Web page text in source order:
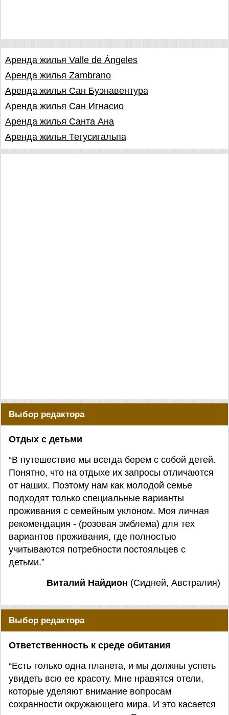
Аренда жилья Valle de Ángeles
Аренда жилья Zambrano
Аренда жилья Сан Буэнавентура
Аренда жилья Сан Игнасио
Аренда жилья Санта Ана
Аренда жилья Тегусигальпа
Выбор редактора
Отдых с детьми
“В путешествие мы всегда берем с собой детей.
Понятно, что на отдыхе их запросы отличаются
от наших. Поэтому нам как молодой семье
подходят только специальные варианты
проживания с семейным уклоном. Моя личная
рекомендация - (розовая эмблема) для тех
вариантов проживания, где полностью
учитываются потребности постояльцев с
детьми.”
Виталий Найдион (Сидней, Австралия)
Выбор редактора
Ответственность к среде обитания
“Есть только одна планета, и мы должны успеть
увидеть всю ее красоту. Мне нравятся отели,
которые уделяют внимание вопросам
сохранности окружающего мира. И это касается